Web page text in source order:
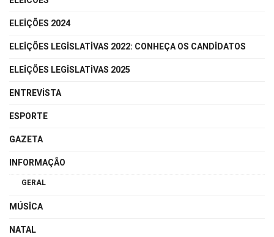
ELEIÇÕES 2024
ELEIÇÕES LEGISLATIVAS 2022: CONHEÇA OS CANDIDATOS
ELEIÇÕES LEGISLATIVAS 2025
ENTREVISTA
ESPORTE
GAZETA
INFORMAÇÃO
GERAL
MÚSICA
NATAL